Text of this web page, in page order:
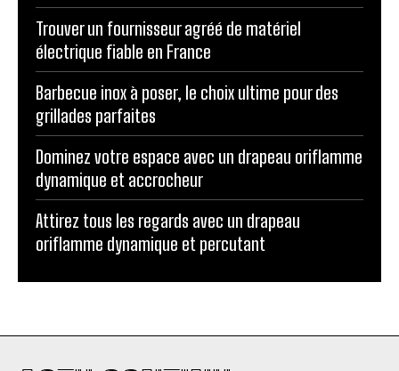
Trouver un fournisseur agréé de matériel
électrique fiable en France
Barbecue inox à poser, le choix ultime pour des
grillades parfaites
Dominez votre espace avec un drapeau oriflamme
dynamique et accrocheur
Attirez tous les regards avec un drapeau
oriflamme dynamique et percutant